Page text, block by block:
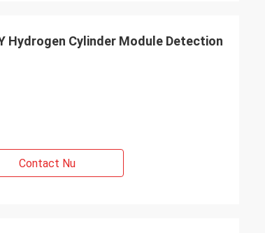
Hydrogen Cylinder Module Detection
Contact Nu